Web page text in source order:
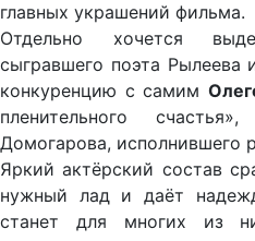
главных украшений фильма.
Отдельно хочется
сыгравшего поэта
конкуренцию с самим
пленительного
Домогарова, исполнившего
Яркий актёрский состав
нужный лад и даёт
станет для многих из